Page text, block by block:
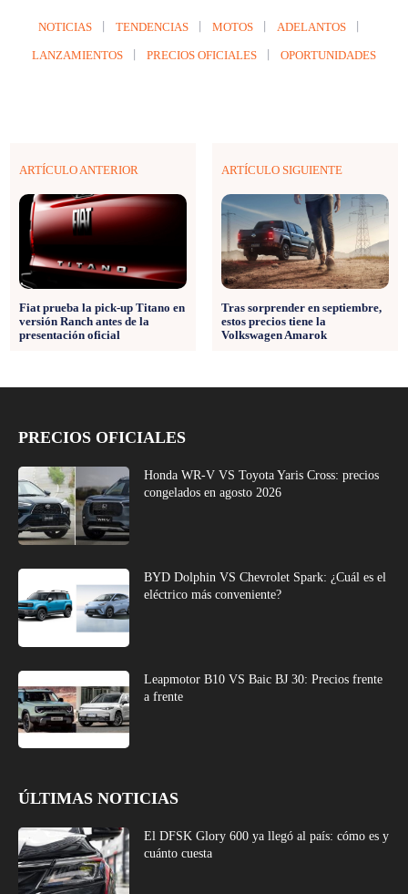
NOTICIAS TENDENCIAS MOTOS ADELANTOS
LANZAMIENTOS PRECIOS OFICIALES OPORTUNIDADES
ARTÍCULO ANTERIOR
Fiat prueba la pick-up Titano en
versión Ranch antes de la
presentación oficial
ARTÍCULO SIGUIENTE
Tras sorprender en septiembre,
estos precios tiene la
Volkswagen Amarok
PRECIOS OFICIALES
Honda WR-V VS Toyota Yaris Cross: precios
congelados en agosto 2026
BYD Dolphin VS Chevrolet Spark: ¿Cuál es el
eléctrico más conveniente?
Leapmotor B10 VS Baic BJ 30: Precios frente
a frente
ÚLTIMAS NOTICIAS
El DFSK Glory 600 ya llegó al país: cómo es y
cuánto cuesta